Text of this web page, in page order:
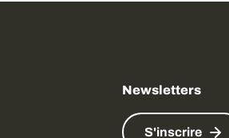
Newsletters
S'inscrire